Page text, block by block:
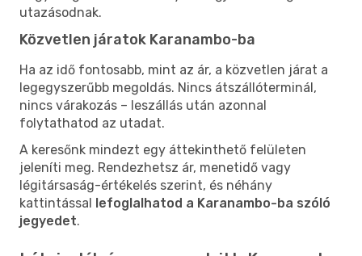
utazásodnak.
Közvetlen járatok Karanambo-ba
Ha az idő fontosabb, mint az ár, a közvetlen járat a
legegyszerűbb megoldás. Nincs átszállóterminál,
nincs várakozás – leszállás után azonnal
folytathatod az utadat.
A keresőnk mindezt egy áttekinthető felületen
jeleníti meg. Rendezhetsz ár, menetidő vagy
légitársaság-értékelés szerint, és néhány
kattintással lefoglalhatod a Karanambo-ba szóló
jegyedet.